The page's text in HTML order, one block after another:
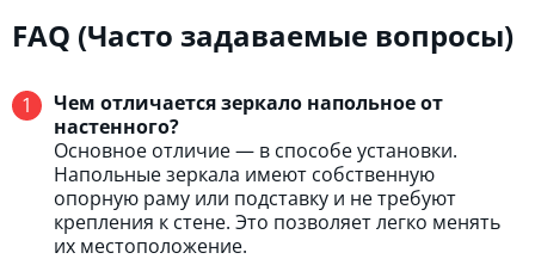
FAQ (Часто задаваемые вопросы)
Чем отличается зеркало напольное от
настенного?
Основное отличие — в способе установки.
Напольные зеркала имеют собственную
опорную раму или подставку и не требуют
крепления к стене. Это позволяет легко менять
их местоположение.